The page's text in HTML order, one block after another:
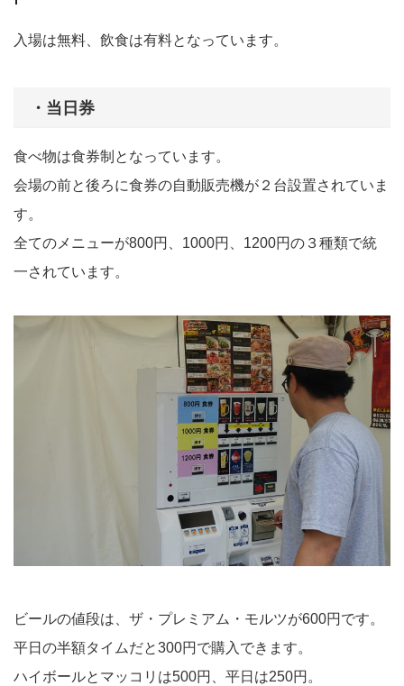
入場は無料、飲食は有料となっています。
・当日券
食べ物は食券制となっています。
会場の前と後ろに食券の自動販売機が２台設置されていま
す。
全てのメニューが800円、1000円、1200円の３種類で統
一されています。
ビールの値段は、ザ・プレミアム・モルツが600円です。
平日の半額タイムだと300円で購入できます。
ハイボールとマッコリは500円、平日は250円。